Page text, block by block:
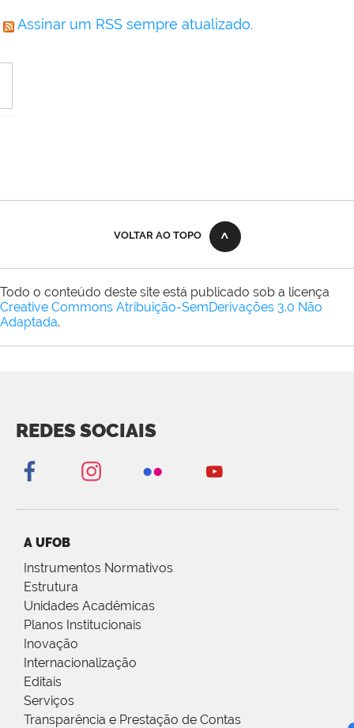
Assinar um RSS sempre atualizado.
VOLTAR AO TOPO
Todo o conteúdo deste site está publicado sob a licença
Creative Commons Atribuição-SemDerivações 3.0 Não
Adaptada.
REDES SOCIAIS
A UFOB
Instrumentos Normativos
Estrutura
Unidades Acadêmicas
Planos Institucionais
Inovação
Internacionalização
Editais
Serviços
Transparência e Prestação de Contas